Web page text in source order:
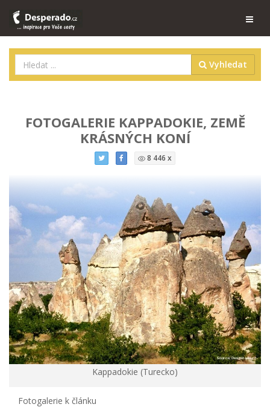
Vyhledat
FOTOGALERIE KAPPADOKIE, ZEMĚ
KRÁSNÝCH KONÍ
8 446 x
Kappadokie (Turecko)
Fotogalerie k článku